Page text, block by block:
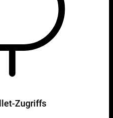
Zugriffs